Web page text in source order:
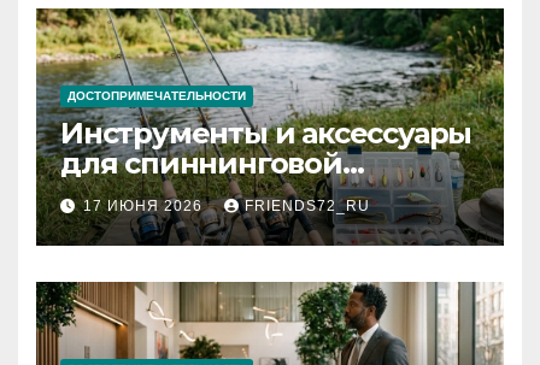
ДОСТОПРИМЕЧАТЕЛЬНОСТИ
Инструменты и аксессуары
для спиннинговой
рыбалки: назначение и
типы
17 ИЮНЯ 2026 FRIENDS72_RU